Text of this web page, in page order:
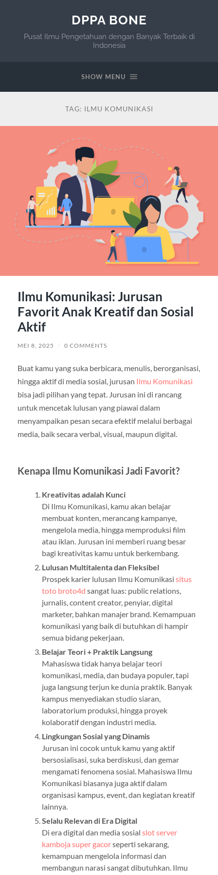
DPPA BONE
Pusat Ilmu Pengetahuan dengan Banyak Terbaik di
Indonesia
SHOW MENU
TAG: ILMU KOMUNIKASI
Ilmu Komunikasi: Jurusan
Favorit Anak Kreatif dan Sosial
Aktif
MEI 8, 2025 / 0 COMMENTS
Buat kamu yang suka berbicara, menulis, berorganisasi,
hingga aktif di media sosial, jurusan Ilmu Komunikasi
bisa jadi pilihan yang tepat. Jurusan ini di rancang
untuk mencetak lulusan yang piawai dalam
menyampaikan pesan secara efektif melalui berbagai
media, baik secara verbal, visual, maupun digital.
Kenapa Ilmu Komunikasi Jadi Favorit?
Kreativitas adalah Kunci
Di Ilmu Komunikasi, kamu akan belajar
membuat konten, merancang kampanye,
mengelola media, hingga memproduksi film
atau iklan. Jurusan ini memberi ruang besar
bagi kreativitas kamu untuk berkembang.
Lulusan Multitalenta dan Fleksibel
Prospek karier lulusan Ilmu Komunikasi situs
toto broto4d sangat luas: public relations,
jurnalis, content creator, penyiar, digital
marketer, bahkan manajer brand. Kemampuan
komunikasi yang baik di butuhkan di hampir
semua bidang pekerjaan.
Belajar Teori + Praktik Langsung
Mahasiswa tidak hanya belajar teori
komunikasi, media, dan budaya populer, tapi
juga langsung terjun ke dunia praktik. Banyak
kampus menyediakan studio siaran,
laboratorium produksi, hingga proyek
kolaboratif dengan industri media.
Lingkungan Sosial yang Dinamis
Jurusan ini cocok untuk kamu yang aktif
bersosialisasi, suka berdiskusi, dan gemar
mengamati fenomena sosial. Mahasiswa Ilmu
Komunikasi biasanya juga aktif dalam
organisasi kampus, event, dan kegiatan kreatif
lainnya.
Selalu Relevan di Era Digital
Di era digital dan media sosial slot server
kamboja super gacorseperti sekarang,
kemampuan mengelola informasi dan
membangun narasi sangat dibutuhkan. Ilmu